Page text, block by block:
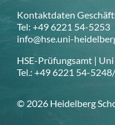
Kontaktdaten
Tel: +49 6221 54-5253
info@hse.uni-
HSE-Prüfungsamt | Uni
Tel.: +49 6221 54-
© 2026 Heidelberg